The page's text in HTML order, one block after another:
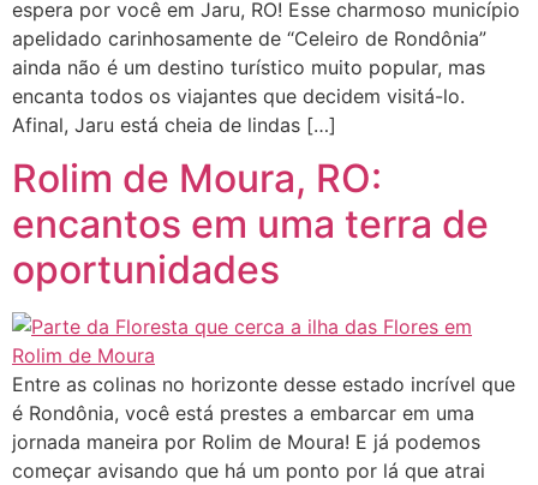
espera por você em Jaru, RO! Esse charmoso município
apelidado carinhosamente de “Celeiro de Rondônia”
ainda não é um destino turístico muito popular, mas
encanta todos os viajantes que decidem visitá-lo.
Afinal, Jaru está cheia de lindas […]
Rolim de Moura, RO:
encantos em uma terra de
oportunidades
Entre as colinas no horizonte desse estado incrível que
é Rondônia, você está prestes a embarcar em uma
jornada maneira por Rolim de Moura! E já podemos
começar avisando que há um ponto por lá que atrai